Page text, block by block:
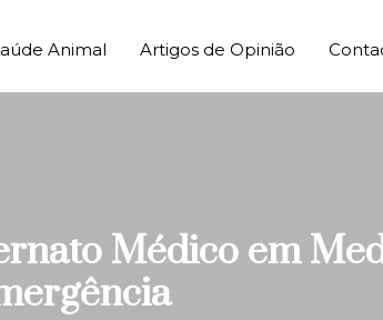
Animal Artigos de Opinião
Médico em